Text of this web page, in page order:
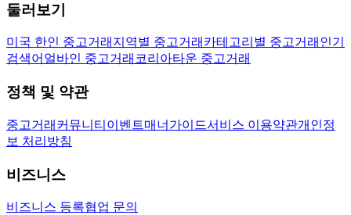
둘러보기
미국 한인 중고거래 지역별 중고거래 카테고리별 중고거래 인기
검색어 얼바인 중고거래 코리아타운 중고거래
정책 및 약관
중고거래 커뮤니티 이벤트매너가이드서비스 이용약관개인정
보 처리방침
비즈니스
비즈니스 등록협업 문의